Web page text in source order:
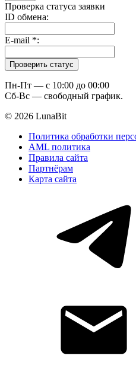
Проверка статуса заявки
ID обмена:
E-mail *:
Пн-Пт — c 10:00 до 00:00
Сб-Вс — свободный график.
© 2026 LunaBit
Политика обработки
AML политика
Правила сайта
Партнёрам
Карта сайта